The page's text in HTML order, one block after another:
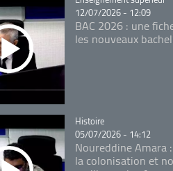
12/07/2026 - 12:09
BAC 2026 : une
les nouveaux
Catégorie
Histoire
05/07/2026 - 14:12
Noureddine Amara
la colonisation et